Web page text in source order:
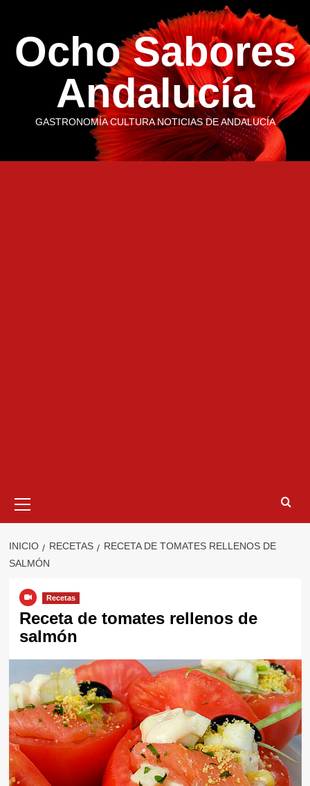
contenido
Ocho Sabores
Andalucía
GASTRONOMÍA CULTURA NOTICIAS DE ANDALUCÍA
primario
INICIO RECETAS
RECETA DE TOMATES RELLENOS DE
SALMÓN
Recetas
Receta de tomates rellenos de
salmón